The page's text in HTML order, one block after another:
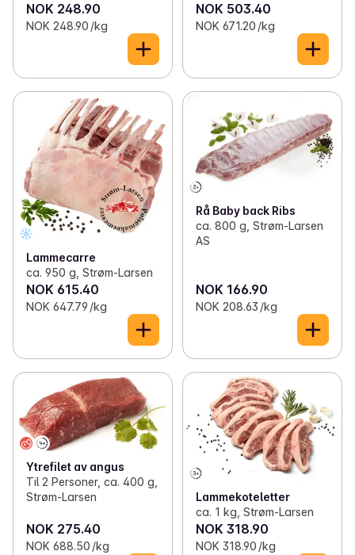
NOK 248.90
NOK 248.90 /kg
NOK 503.40
NOK 671.20 /kg
Lammecarre
ca. 950 g, Strøm-Larsen
NOK 615.40
NOK 647.79 /kg
Rå Baby back Ribs
ca. 800 g, Strøm-Larsen
AS
NOK 166.90
NOK 208.63 /kg
Ytrefilet av angus
Til 2 Personer, ca. 400 g,
Strøm-Larsen
NOK 275.40
NOK 688.50 /kg
Lammekoteletter
ca. 1 kg, Strøm-Larsen
NOK 318.90
NOK 318.90 /kg